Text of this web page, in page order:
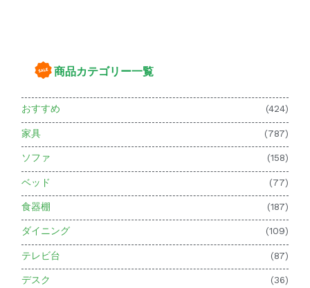
商品カテゴリー一覧
おすすめ (424)
家具 (787)
ソファ (158)
ベッド (77)
食器棚 (187)
ダイニング (109)
テレビ台 (87)
デスク (36)